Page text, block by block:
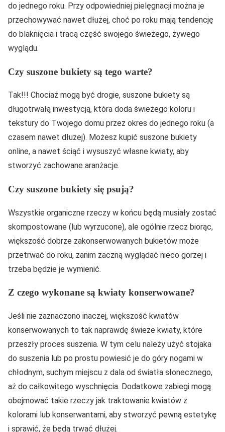
do jednego roku. Przy odpowiedniej pielęgnacji można je
przechowywać nawet dłużej, choć po roku mają tendencję
do blaknięcia i tracą część swojego świeżego, żywego
wyglądu.
Czy suszone bukiety są tego warte?
Tak!!! Chociaż mogą być drogie, suszone bukiety są
długotrwałą inwestycją, która doda świeżego koloru i
tekstury do Twojego domu przez okres do jednego roku (a
czasem nawet dłużej). Możesz kupić suszone bukiety
online, a nawet ściąć i wysuszyć własne kwiaty, aby
stworzyć zachowane aranżacje.
Czy suszone bukiety się psują?
Wszystkie organiczne rzeczy w końcu będą musiały zostać
skompostowane (lub wyrzucone), ale ogólnie rzecz biorąc,
większość dobrze zakonserwowanych bukietów może
przetrwać do roku, zanim zaczną wyglądać nieco gorzej i
trzeba będzie je wymienić.
Z czego wykonane są kwiaty konserwowane?
Jeśli nie zaznaczono inaczej, większość kwiatów
konserwowanych to tak naprawdę świeże kwiaty, które
przeszły proces suszenia. W tym celu należy użyć stojaka
do suszenia lub po prostu powiesić je do góry nogami w
chłodnym, suchym miejscu z dala od światła słonecznego,
aż do całkowitego wyschnięcia. Dodatkowe zabiegi mogą
obejmować takie rzeczy jak traktowanie kwiatów z
kolorami lub konserwantami, aby stworzyć pewną estetykę
i sprawić, że będą trwać dłużej.